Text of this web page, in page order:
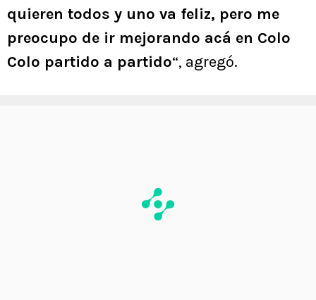
quieren todos y uno va feliz, pero me
preocupo de ir mejorando acá en Colo
Colo partido a partido“, agregó.